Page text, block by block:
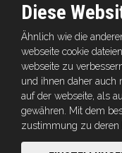
© 2026,
Diese Website ist
Diese
Ähnlich wie die
webseite cookie
webseite zu
und ihnen daher auch
auf der webseite, als
gewähren. Mit dem
zustimmung zu deren